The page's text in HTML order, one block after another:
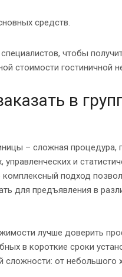
средств.
чтобы
стоимости гостиничной
в
– сложная
и
комплексный подход
для предъявления в
лучше доверить
в короткие сроки
от небольшого